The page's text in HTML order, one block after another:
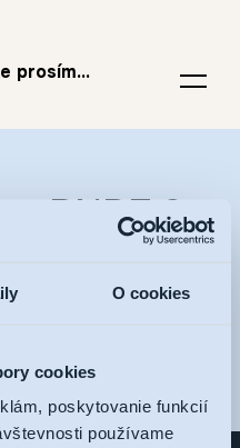
O cookies
cookies
poskytovanie funkcií
používame
prosím...
RNDZ 2
novinky na